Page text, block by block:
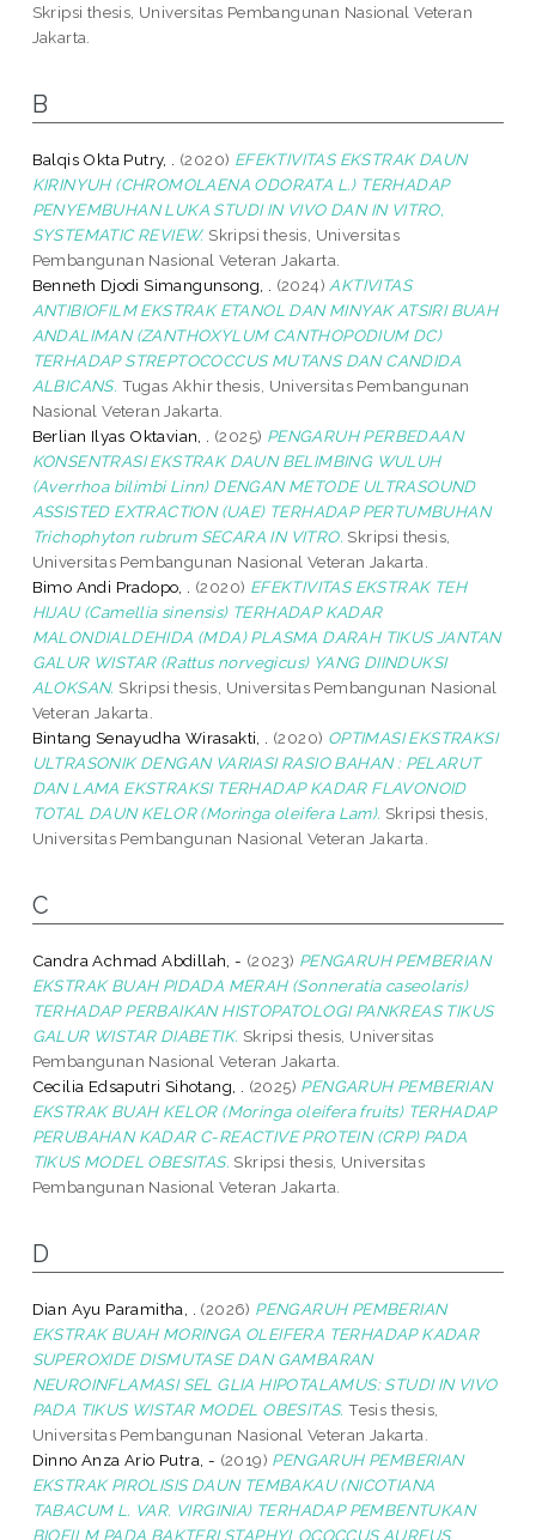
Skripsi thesis, Universitas Pembangunan Nasional Veteran
Jakarta.
B
Balqis Okta Putry, . (2020) EFEKTIVITAS EKSTRAK DAUN
KIRINYUH (CHROMOLAENA ODORATA L.) TERHADAP
PENYEMBUHAN LUKA STUDI IN VIVO DAN IN VITRO,
SYSTEMATIC REVIEW. Skripsi thesis, Universitas
Pembangunan Nasional Veteran Jakarta.
Benneth Djodi Simangunsong, .
(2024) AKTIVITAS
ANTIBIOFILM EKSTRAK ETANOL DAN MINYAK ATSIRI BUAH
ANDALIMAN (ZANTHOXYLUM CANTHOPODIUM DC)
TERHADAP STREPTOCOCCUS MUTANS DAN CANDIDA
ALBICANS. Tugas Akhir thesis, Universitas Pembangunan
Nasional Veteran Jakarta.
Berlian Ilyas Oktavian, .
(2025) PENGARUH PERBEDAAN
KONSENTRASI EKSTRAK DAUN BELIMBING WULUH
(Averrhoa bilimbi Linn) DENGAN METODE ULTRASOUND
ASSISTED EXTRACTION (UAE) TERHADAP PERTUMBUHAN
Trichophyton rubrum SECARA IN VITRO. Skripsi thesis,
Universitas Pembangunan Nasional Veteran Jakarta.
Bimo Andi Pradopo, .
(2020) EFEKTIVITAS EKSTRAK TEH
HIJAU (Camellia sinensis) TERHADAP KADAR
MALONDIALDEHIDA (MDA) PLASMA DARAH TIKUS JANTAN
GALUR WISTAR (Rattus norvegicus) YANG DIINDUKSI
ALOKSAN. Skripsi thesis, Universitas Pembangunan Nasional
Veteran Jakarta.
Bintang Senayudha Wirasakti, .
(2020) OPTIMASI EKSTRAKSI
ULTRASONIK DENGAN VARIASI RASIO BAHAN : PELARUT
DAN LAMA EKSTRAKSI TERHADAP KADAR FLAVONOID
TOTAL DAUN KELOR (Moringa oleifera Lam). Skripsi thesis,
Universitas Pembangunan Nasional Veteran Jakarta.
C
Candra Achmad Abdillah, - (2023) PENGARUH PEMBERIAN
EKSTRAK BUAH PIDADA MERAH (Sonneratia caseolaris)
TERHADAP PERBAIKAN HISTOPATOLOGI PANKREAS TIKUS
GALUR WISTAR DIABETIK. Skripsi thesis, Universitas
Pembangunan Nasional Veteran Jakarta.
Cecilia Edsaputri Sihotang, .
(2025) PENGARUH PEMBERIAN
EKSTRAK BUAH KELOR (Moringa oleifera fruits) TERHADAP
PERUBAHAN KADAR C-REACTIVE PROTEIN (CRP) PADA
TIKUS MODEL OBESITAS. Skripsi thesis, Universitas
Pembangunan Nasional Veteran Jakarta.
D
Dian Ayu Paramitha, . (2026) PENGARUH PEMBERIAN
EKSTRAK BUAH MORINGA OLEIFERA TERHADAP KADAR
SUPEROXIDE DISMUTASE DAN GAMBARAN
NEUROINFLAMASI SEL GLIA HIPOTALAMUS: STUDI IN VIVO
PADA TIKUS WISTAR MODEL OBESITAS. Tesis thesis,
Universitas Pembangunan Nasional Veteran Jakarta.
Dinno Anza Ario Putra, - (2019) PENGARUH PEMBERIAN
EKSTRAK PIROLISIS DAUN TEMBAKAU (NICOTIANA
TABACUM L. VAR. VIRGINIA) TERHADAP PEMBENTUKAN
BIOFILM PADA BAKTERI STAPHYLOCOCCUS AUREUS